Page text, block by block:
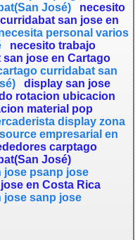
José)
necesito
san jose en
personal varios
necesito trabajo
jose en Cartago
curridabat san
display san jose
rotacion ubicacion
material pop
display zona
empresarial en
carptago
José)
jose psanp jose
en Costa Rica
jose sanp jose